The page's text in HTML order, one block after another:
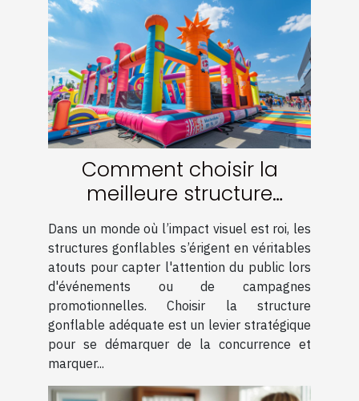
Comment choisir la
meilleure structure
gonflable pour maximiser
votre visibilité
Dans un monde où l’impact visuel est roi, les
structures gonflables s’érigent en véritables
atouts pour capter l'attention du public lors
d'événements ou de campagnes
promotionnelles. Choisir la structure
gonflable adéquate est un levier stratégique
pour se démarquer de la concurrence et
marquer...